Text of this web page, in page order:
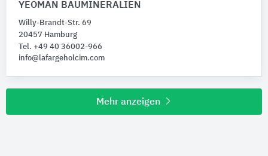
YEOMAN BAUMINERALIEN
Willy-Brandt-Str. 69
20457 Hamburg
Tel. +49 40 36002-966
info@lafargeholcim.com
Mehr anzeigen